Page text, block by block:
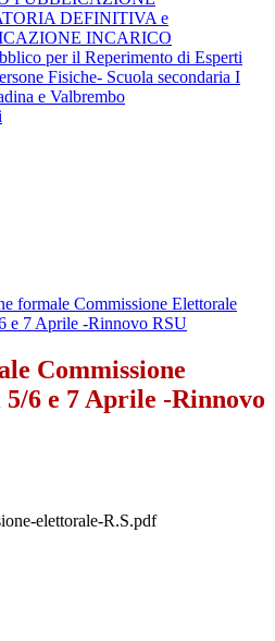
DEFINITIVA e
INCARICO
per il Reperimento di Esperti
Fisiche- Scuola secondaria I
e Valbrembo
formale Commissione Elettorale
e 7 Aprile -Rinnovo RSU
Commissione
6 e 7 Aprile -Rinnovo
elettorale-R.S.pdf